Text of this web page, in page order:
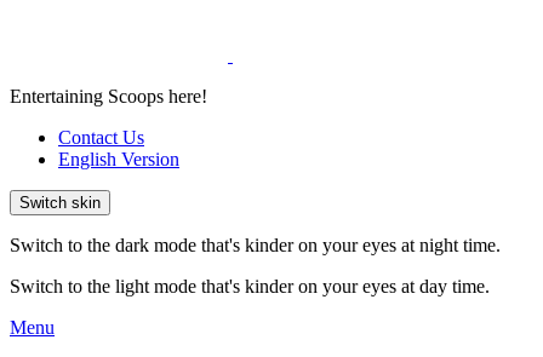
Entertaining Scoops here!
Contact Us
English Version
Switch skin
Switch to the dark mode that's kinder on your eyes at night time.
Switch to the light mode that's kinder on your eyes at day time.
Menu